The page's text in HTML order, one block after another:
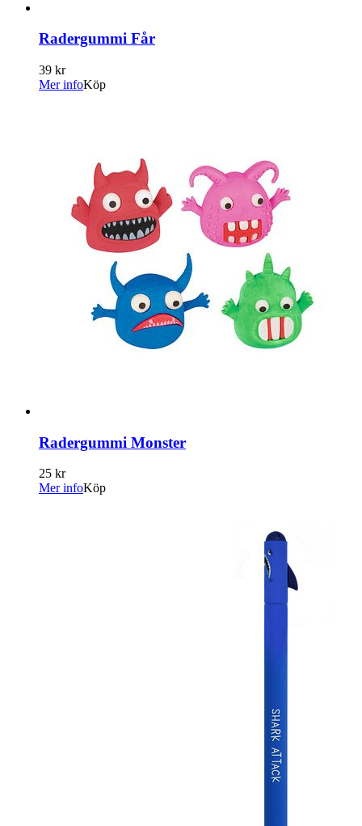
Radergummi Får
39 kr
Mer infoKöp
Radergummi Monster
25 kr
Mer infoKöp